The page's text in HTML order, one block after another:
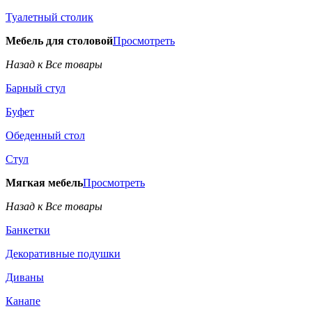
Туалетный столик
Мебель для столовойПросмотреть
Назад к Все товары
Барный стул
Буфет
Обеденный стол
Стул
Мягкая мебельПросмотреть
Назад к Все товары
Банкетки
Декоративные подушки
Диваны
Канапе